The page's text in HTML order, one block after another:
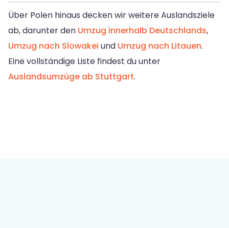
Über Polen hinaus decken wir weitere Auslandsziele
ab, darunter den Umzug innerhalb Deutschlands,
Umzug nach Slowakei und Umzug nach Litauen.
Eine vollständige Liste findest du unter
Auslandsumzüge ab Stuttgart.